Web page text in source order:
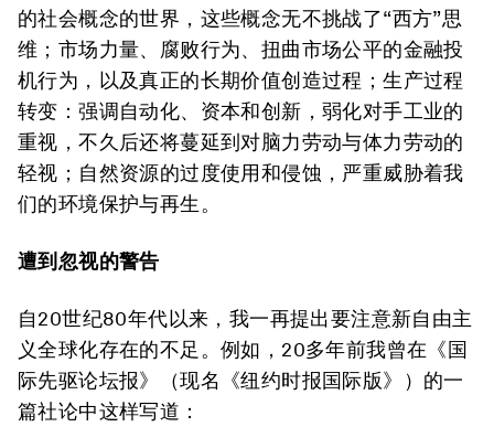
的社会概念的世界，这些概念无不挑战了“西方”思
维；市场力量、腐败行为、扭曲市场公平的金融投
机行为，以及真正的长期价值创造过程；生产过程
转变：强调自动化、资本和创新，弱化对手工业的
重视，不久后还将蔓延到对脑力劳动与体力劳动的
轻视；自然资源的过度使用和侵蚀，严重威胁着我
们的环境保护与再生。
遭到 忽视的警告
自20世纪80年代以来，我一再提出要注意新自由主
义全球化存在的不足。例如，20多年前我曾在《国
际先驱论坛报》（现名《纽约时报国际版》）的一
篇社论中这样写道：